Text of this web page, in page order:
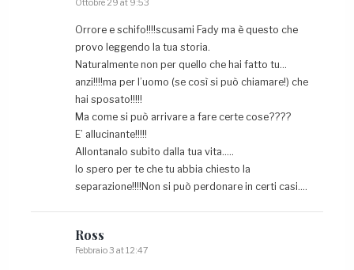
Ottobre 29 at 9:53
Orrore e schifo!!!!scusami Fady ma è questo che
provo leggendo la tua storia.
Naturalmente non per quello che hai fatto tu…
anzi!!!!ma per l’uomo (se così si può chiamare!) che
hai sposato!!!!!
Ma come si può arrivare a fare certe cose????
E’ allucinante!!!!!
Allontanalo subito dalla tua vita…..
Io spero per te che tu abbia chiesto la
separazione!!!!Non si può perdonare in certi casi….
Ross
Febbraio 3 at 12:47